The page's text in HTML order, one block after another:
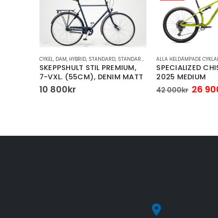
CYKEL, DAM, HYBRID, STANDARD, STANDARDCYKEL
SKEPPSHULT STIL PREMIUM,
7-VXL. (55CM), DENIM MATT
10 800kr
ALLA HELDÄMPADE
SPECIALIZED
2025 MEDIUM
42 000kr Det
26